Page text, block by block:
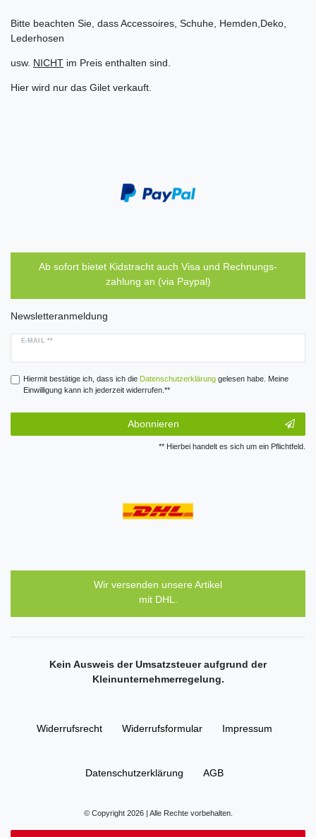
Bitte beachten Sie, dass Accessoires, Schuhe, Hemden,Deko,
Lederhosen
usw. NICHT im Preis enthalten sind.
Hier wird nur das Gilet verkauft.
Ab sofort bietet Kidstracht auch Visa und Rechnungs-
zahlung an (via Paypal)
Newsletteranmeldung
E-MAIL **
Hiermit bestätige ich, dass ich die Daten­schutz­erklärunggelesen habe. Meine
Einwilligung kann ich jederzeit widerrufen.**
Abonnieren
** Hierbei handelt es sich um ein Pflichtfeld.
Wir versenden unsere Artikel
mit DHL.
Kein Ausweis der Umsatzsteuer aufgrund der
Kleinunternehmerregelung.
Widerrufs­recht Widerrufs­formular Impressum
Daten­schutz­erklärung AGB
© Copyright 2026 | Alle Rechte vorbehalten.